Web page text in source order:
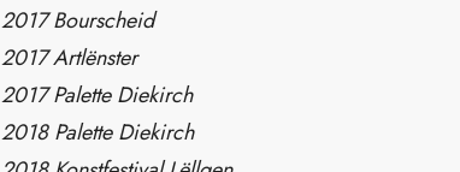
2017 Bourscheid
2017 Artlënster
2017 Palette Diekirch
2018 Palette Diekirch